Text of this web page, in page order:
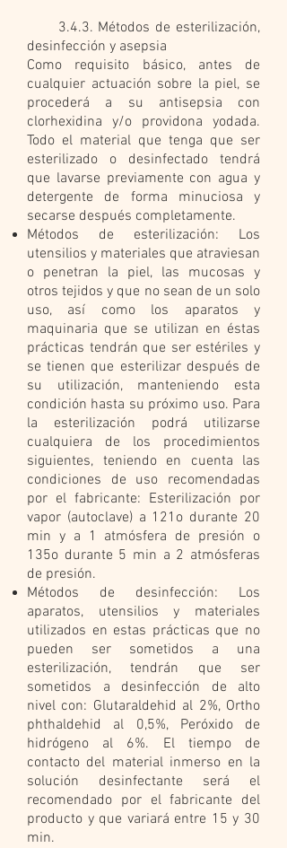
3.4.3. Métodos de esterilización,
desinfección y asepsia
Como requisito básico, antes de
cualquier actuación sobre la piel, se
procederá a su antisepsia con
clorhexidina y/o providona yodada.
Todo el material que tenga que ser
esterilizado o desinfectado tendrá
que lavarse previamente con agua y
detergente de forma minuciosa y
secarse después completamente.
Métodos de esterilización: Los
utensilios y materiales que atraviesan
o penetran la piel, las mucosas y
otros tejidos y que no sean de un solo
uso, así como los aparatos y
maquinaria que se utilizan en éstas
prácticas tendrán que ser estériles y
se tienen que esterilizar después de
su utilización, manteniendo esta
condición hasta su próximo uso. Para
la esterilización podrá utilizarse
cualquiera de los procedimientos
siguientes, teniendo en cuenta las
condiciones de uso recomendadas
por el fabricante: Esterilización por
vapor (autoclave) a 121o durante 20
min y a 1 atmósfera de presión o
135o durante 5 min a 2 atmósferas
de presión.
Métodos de desinfección: Los
aparatos, utensilios y materiales
utilizados en estas prácticas que no
pueden ser sometidos a una
esterilización, tendrán que ser
sometidos a desinfección de alto
nivel con: Glutaraldehid al 2%, Ortho
phthaldehid al 0,5%, Peróxido de
hidrógeno al 6%. El tiempo de
contacto del material inmerso en la
solución desinfectante será el
recomendado por el fabricante del
producto y que variará entre 15 y 30
min.